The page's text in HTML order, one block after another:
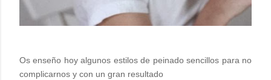
Os enseño hoy algunos estilos de peinado sencillos para no
complicarnos y con un gran resultado